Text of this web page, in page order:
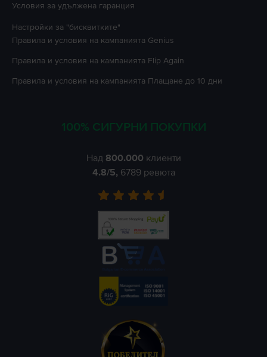
Условия за удължена гаранция
Настройки за "бисквитките"
Правила и условия на кампанията Genius
Правила и условия на кампанията Flip Again
Правила и условия на кампанията Плащане до 10 дни
100% СИГУРНИ ПОКУПКИ
Над 800.000 клиенти
4.8/5, 6789 ревюта